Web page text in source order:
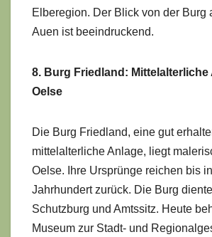
Elberegion. Der Blick von der Burg
Auen ist beeindruckend.
8. Burg Friedland: Mittelalterliche
Oelse
Die Burg Friedland, eine gut
mittelalterliche Anlage, liegt
Oelse. Ihre Ursprünge reichen bis
Jahrhundert zurück. Die Burg
Schutzburg und Amtssitz. Heute
Museum zur Stadt- und